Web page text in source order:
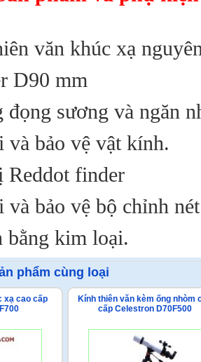
văn khúc xạ
D90 mm
đọng sương và ngăn
và bảo vệ vật kính.
Reddot finder
và bảo vệ bộ chỉnh
bằng kim loại.
phẩm cùng loại
xạ cao cấp
Kính thiên văn kèm ống nhòm
cấp Celestron D70F500